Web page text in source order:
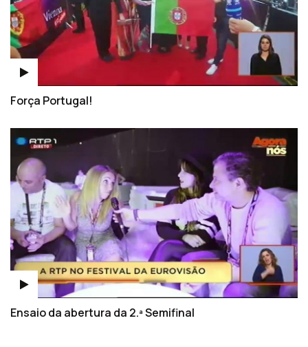
Força Portugal!
Ensaio da abertura da 2.ª Semifinal